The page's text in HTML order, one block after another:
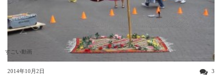
すごい動画
2014年10月2日 3